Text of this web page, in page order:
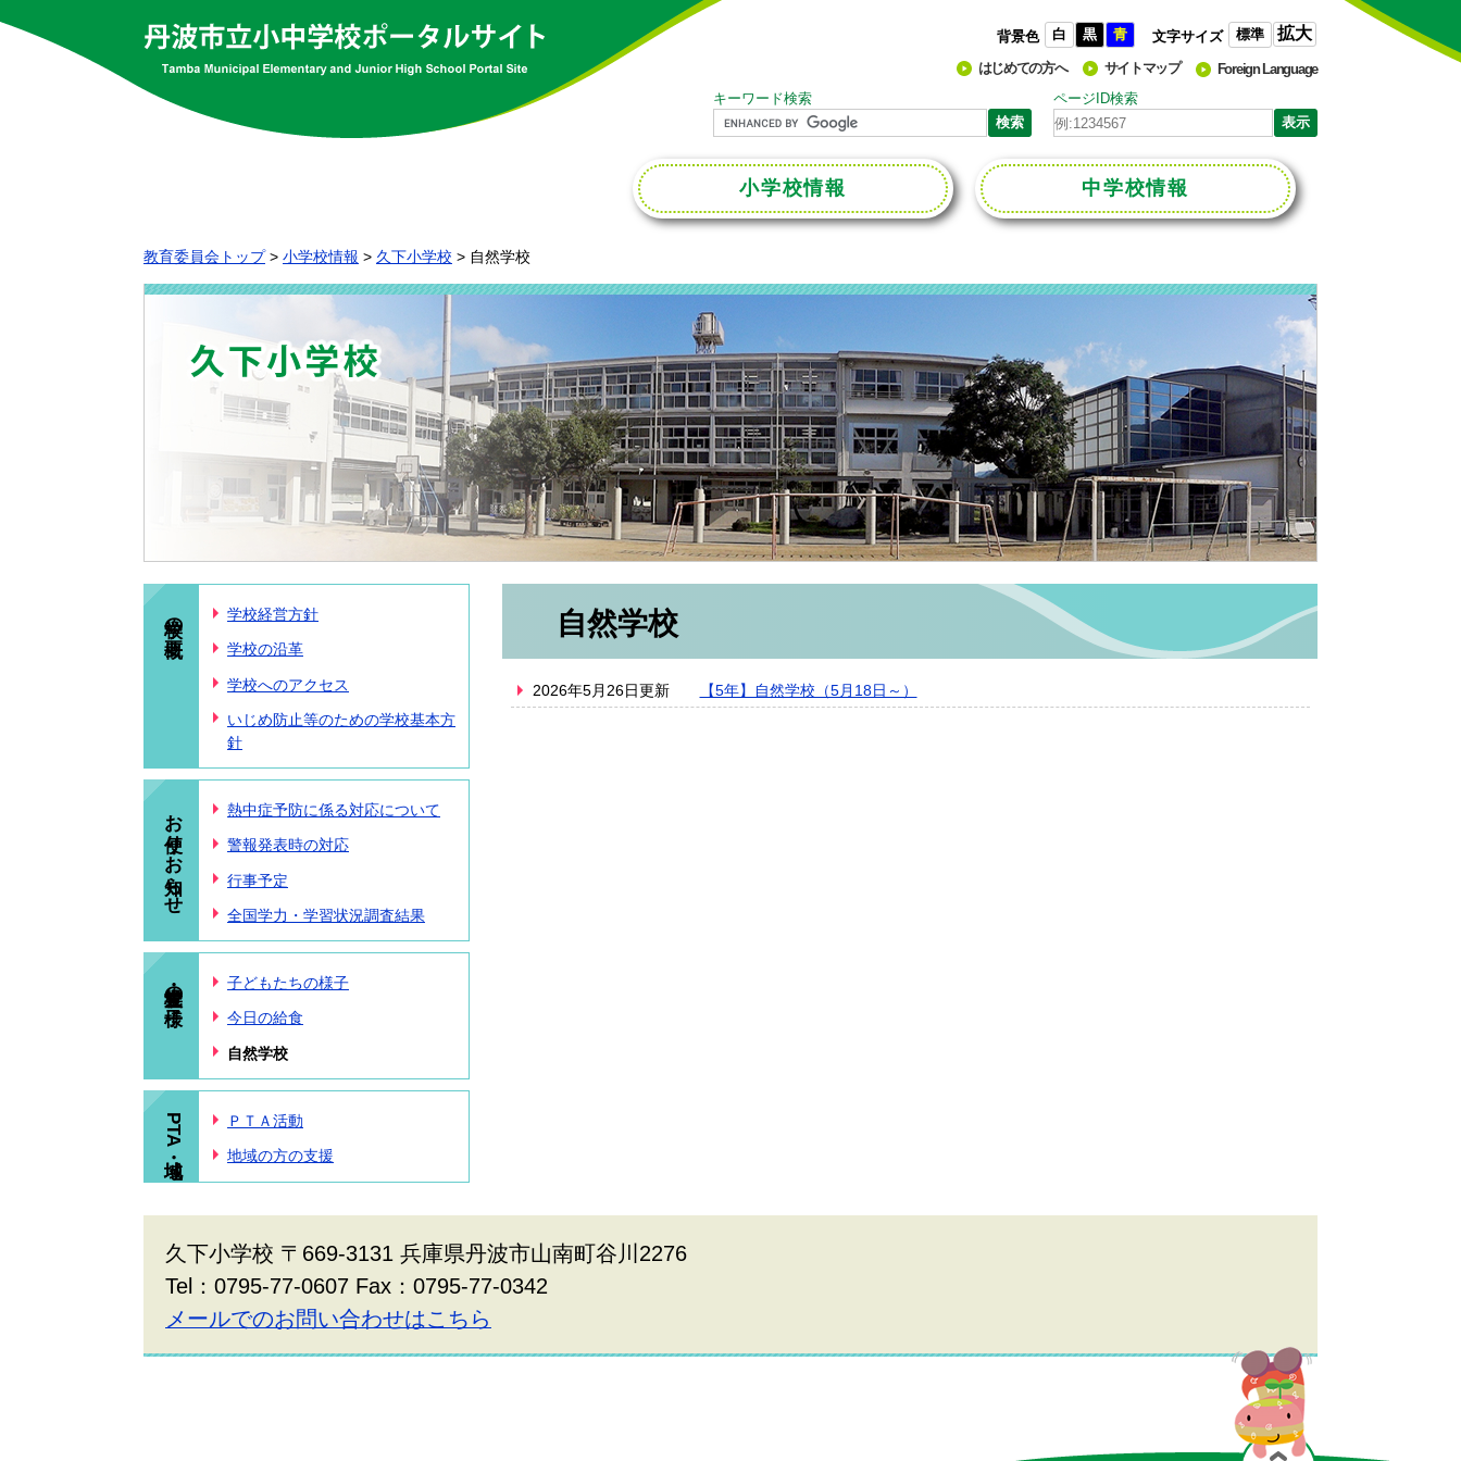
背景色 白 黒 青 文字サイズ 標準 拡大
はじめての方へ サイトマップ
Foreign Language
キーワード検索
ページID検索
小学校情報 中学校情報
教育委員会トップ > 小学校情報 > 久下小学校 > 自然学校
学校の概要 学校経営方針
学校の沿革
学校へのアクセス
いじめ防止等のための学校基本方
針
お便り・お知らせ 熱中症予防に係る対応について
警報発表時の対応
行事予定
全国学力・学習状況調査結果
学校・児童の様子 子どもたちの様子
今日の給食
自然学校
PTA・地域 ＰＴＡ活動
地域の方の支援
自然学校
2026年5月26日更新 【5年】自然学校（5月18日～）
久下小学校 〒669-3131 兵庫県丹波市山南町谷川2276
Tel：0795-77-0607 Fax：0795-77-0342
メールでのお問い合わせはこちら